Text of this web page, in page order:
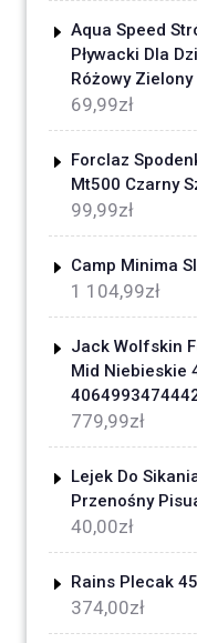
Aqua Speed
Pływacki Dla
Różowy Zielony
69,99zł
Forclaz
Mt500 Czarny
99,99zł
Camp Minima
1 104,99zł
Jack Wolfskin
Mid Niebieskie
779,99zł
Lejek Do
Przenośny
40,00zł
Rains Plecak
374,00zł